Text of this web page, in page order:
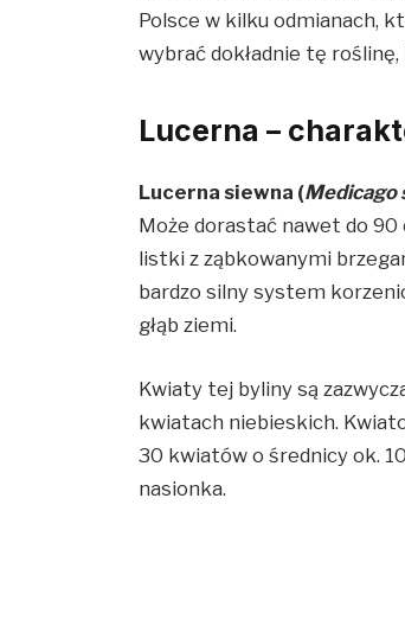
Polsce w kilku odmianach,
wybrać dokładnie tę
Lucerna –
Lucerna siewna (Medicago
Może dorastać nawet do 90
listki z ząbkowanymi
bardzo silny system
głąb ziemi.
Kwiaty tej byliny są
kwiatach niebieskich.
30 kwiatów o średnicy ok.
nasionka.